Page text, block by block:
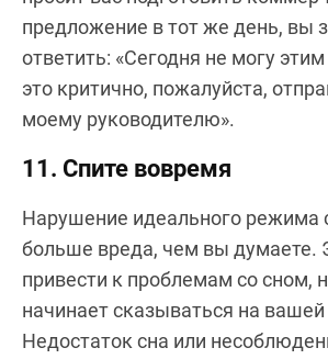
предложение в тот же день, вы
ответить: «Сегодня не могу
это критично, пожалуйста,
моему руководителю».
11. Спите вовремя
Нарушение идеального режима
больше вреда, чем вы думаете.
привести к проблемам со сном,
начинает сказываться на вашей
Недостаток сна или